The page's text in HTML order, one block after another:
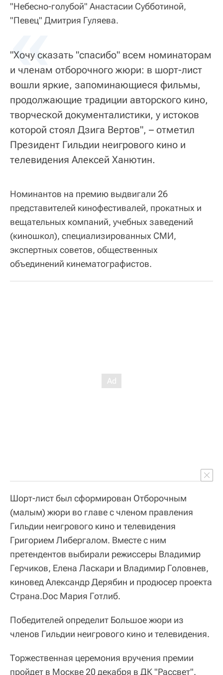
"Небесно-голубой" Анастасии Субботиной,
"Певец" Дмитрия Гуляева.
«
"Хочу сказать "спасибо" всем номинаторам
и членам отборочного жюри: в шорт-лист
вошли яркие, запоминающиеся фильмы,
продолжающие традиции авторского кино,
творческой документалистики, у истоков
которой стоял Дзига Вертов", – отметил
Президент Гильдии неигрового кино и
телевидения Алексей Ханютин.
Номинантов на премию выдвигали 26
представителей кинофестивалей, прокатных и
вещательных компаний, учебных заведений
(киношкол), специализированных СМИ,
экспертных советов, общественных
объединений кинематографистов.
Шорт-лист был сформирован Отборочным
(малым) жюри во главе с членом правления
Гильдии неигрового кино и телевидения
Григорием Либергалом. Вместе с ним
претендентов выбирали режиссеры Владимир
Герчиков, Елена Ласкари и Владимир Головнев,
киновед Александр Дерябин и продюсер проекта
Страна.Doc Мария Готлиб.
Победителей определит Большое жюри из
членов Гильдии неигрового кино и телевидения.
Торжественная церемония вручения премии
пройдет в Москве 20 декабря в ДК "Рассвет".